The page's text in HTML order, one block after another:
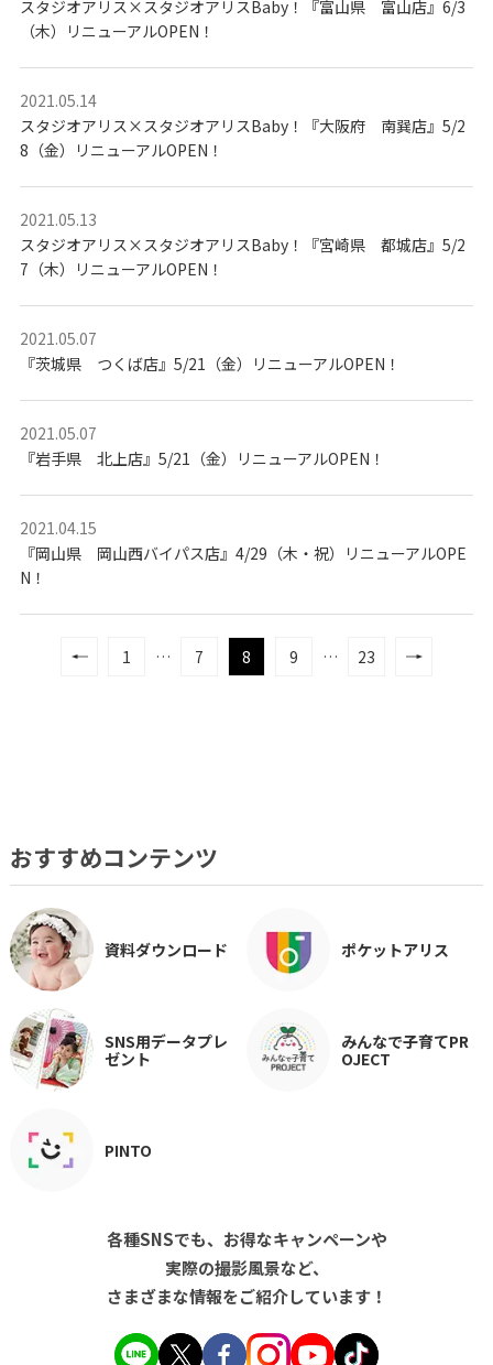
スタジオアリス×スタジオアリスBaby！『富山県 富山店』6/3
（木）リニューアルOPEN！
2021.05.14
スタジオアリス×スタジオアリスBaby！『大阪府 南巽店』5/2
8（金）リニューアルOPEN！
2021.05.13
スタジオアリス×スタジオアリスBaby！『宮崎県 都城店』5/2
7（木）リニューアルOPEN！
2021.05.07
『茨城県 つくば店』5/21（金）リニューアルOPEN！
2021.05.07
『岩手県 北上店』5/21（金）リニューアルOPEN！
2021.04.15
『岡山県 岡山西バイパス店』4/29（木・祝）リニューアルOPE
N！
1 … 7 8 9 … 23
おすすめコンテンツ
資料ダウンロード ポケットアリス
SNS用データプレ
ゼント
みんなで子育てPR
OJECT
PINTO
各種SNSでも、お得なキャンペーンや
実際の撮影風景など、
さまざまな情報をご紹介しています！